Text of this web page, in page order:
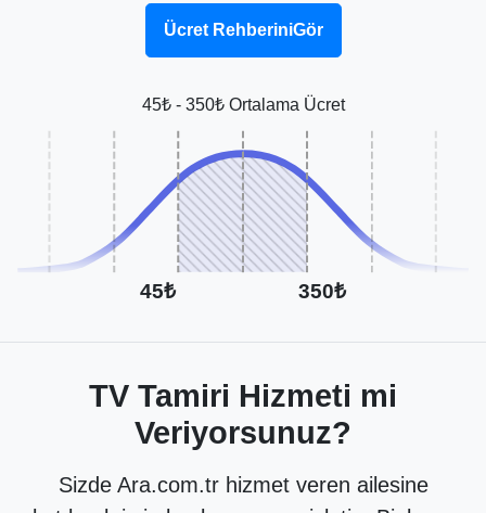
Ücret RehberiniGör
45₺ - 350₺ Ortalama Ücret
45₺ 350₺
TV Tamiri Hizmeti mi
Veriyorsunuz?
Sizde Ara.com.tr hizmet veren ailesine